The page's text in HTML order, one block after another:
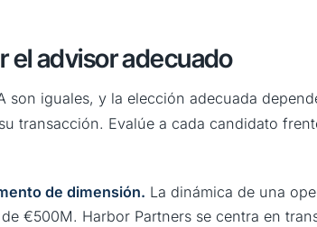
el advisor adecuado
son iguales, y la elección adecuada
transacción. Evalúe a cada candidato
de dimensión. La dinámica de una
€500M. Harbor Partners se centra en